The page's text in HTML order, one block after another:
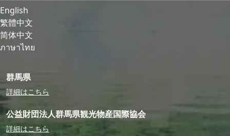
English
繁體中文
简体中文
ภาษาไทย
群馬県
詳細はこちら
公益財団法人群馬県観光物産国際協会
詳細はこちら